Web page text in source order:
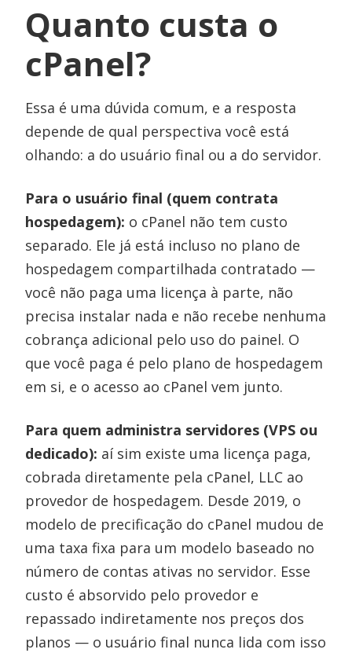
Quanto custa o
cPanel?
Essa é uma dúvida comum, e a resposta
depende de qual perspectiva você está
olhando: a do usuário final ou a do servidor.
Para o usuário final (quem contrata
hospedagem): o cPanel não tem custo
separado. Ele já está incluso no plano de
hospedagem compartilhada contratado —
você não paga uma licença à parte, não
precisa instalar nada e não recebe nenhuma
cobrança adicional pelo uso do painel. O
que você paga é pelo plano de hospedagem
em si, e o acesso ao cPanel vem junto.
Para quem administra servidores (VPS ou
dedicado): aí sim existe uma licença paga,
cobrada diretamente pela cPanel, LLC ao
provedor de hospedagem. Desde 2019, o
modelo de precificação do cPanel mudou de
uma taxa fixa para um modelo baseado no
número de contas ativas no servidor. Esse
custo é absorvido pelo provedor e
repassado indiretamente nos preços dos
planos — o usuário final nunca lida com isso